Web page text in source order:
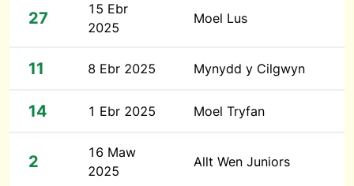
27
15 Ebr
2025
Moel Lus
11 8 Ebr 2025 Mynydd y Cilgwyn
14 1 Ebr 2025 Moel Tryfan
2
16 Maw
2025
Allt Wen Juniors